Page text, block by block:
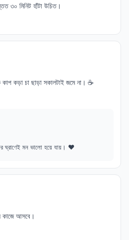
৩০ মিনিট হাঁটা উচিত।
কড়া চা ছাড়া সকালটাই জমে না। ☕
ঘ্রাণেই মন ভালো হয়ে যায়। ❤️
কাজে আসবে।